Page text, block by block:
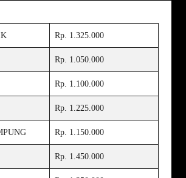
Rp. 1.325.000
Rp. 1.050.000
Rp. 1.100.000
Rp. 1.225.000
Rp. 1.150.000
Rp. 1.450.000